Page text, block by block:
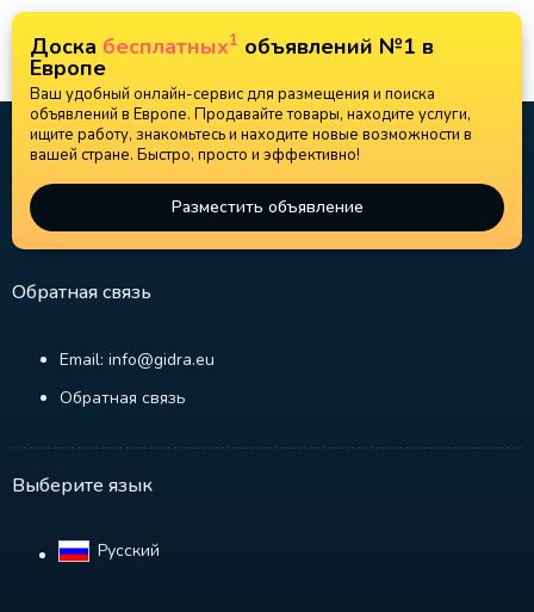
Доска бесплатных1 объявлений №1 в
Европе
Ваш удобный онлайн-сервис для размещения и поиска
объявлений в Европе. Продавайте товары, находите услуги,
ищите работу, знакомьтесь и находите новые возможности в
вашей стране. Быстро, просто и эффективно!
Разместить объявление
Обратная связь
Email: info@gidra.eu
Обратная связь
Выберите язык
Русский‎